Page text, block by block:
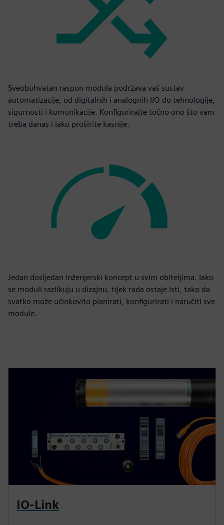
Sveobuhvatan raspon modula podržava vaš sustav
automatizacije, od digitalnih i analognih I/O do tehnologije,
sigurnosti i komunikacije. Konfigurirajte točno ono što vam
treba danas i lako proširite kasnije.
Jedan dosljedan inženjerski koncept u svim obiteljima. Iako
se moduli razlikuju u dizajnu, tijek rada ostaje isti, tako da
svatko može učinkovito planirati, konfigurirati i naručiti sve
module.
IO-Link